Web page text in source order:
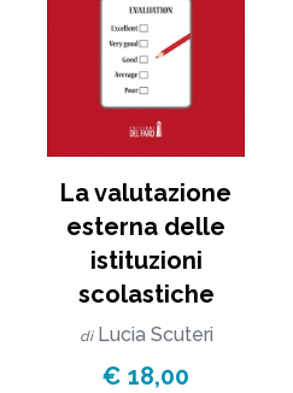
La valutazione
esterna delle
istituzioni
scolastiche
di Lucia Scuteri
€ 18,00